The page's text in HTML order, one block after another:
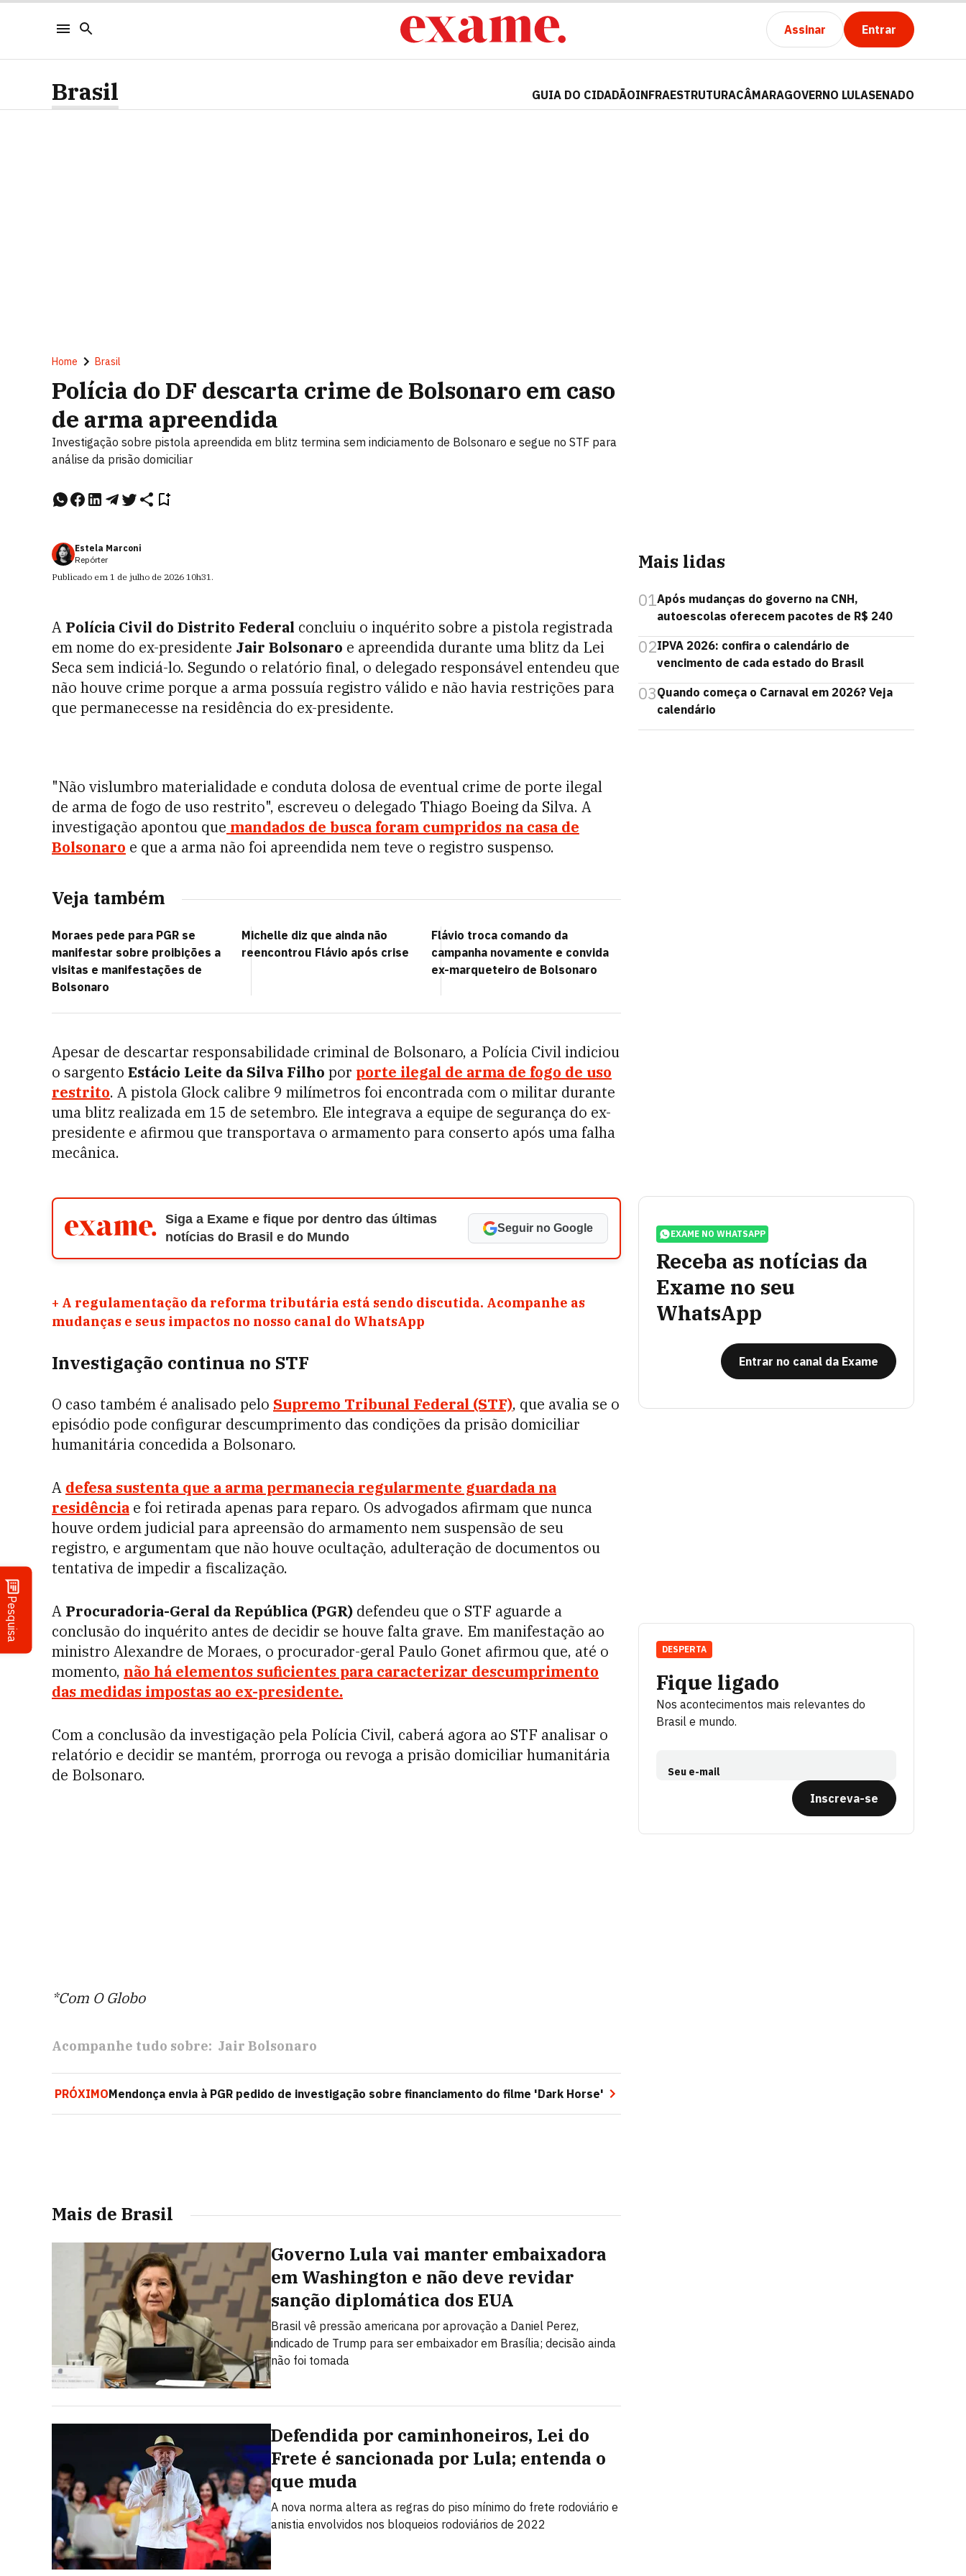
Assinar Entrar
Pesquisa
Brasil GUIA DO CIDADÃOINFRAESTRUTURACÂMARAGOVERNO LULASENADO
Home Brasil
Polícia do DF descarta crime de Bolsonaro em caso
de arma apreendida
Investigação sobre pistola apreendida em blitz termina sem indiciamento de Bolsonaro e segue no STF para
análise da prisão domiciliar
Estela Marconi
Repórter
Publicado em 1 de julho de 2026 10h31.
A Polícia Civil do Distrito Federal concluiu o inquérito sobre a pistola registrada
em nome do ex-presidente Jair Bolsonaro e apreendida durante uma blitz da Lei
Seca sem indiciá-lo. Segundo o relatório final, o delegado responsável entendeu que
não houve crime porque a arma possuía registro válido e não havia restrições para
que permanecesse na residência do ex-presidente.
"Não vislumbro materialidade e conduta dolosa de eventual crime de porte ilegal
de arma de fogo de uso restrito", escreveu o delegado Thiago Boeing da Silva. A
investigação apontou que mandados de busca foram cumpridos na casa de
Bolsonaro e que a arma não foi apreendida nem teve o registro suspenso.
Veja também
Moraes pede para PGR se
manifestar sobre proibições a
visitas e manifestações de
Bolsonaro
Michelle diz que ainda não
reencontrou Flávio após crise
Flávio troca comando da
campanha novamente e convida
ex-marqueteiro de Bolsonaro
Apesar de descartar responsabilidade criminal de Bolsonaro, a Polícia Civil indiciou
o sargento Estácio Leite da Silva Filho por porte ilegal de arma de fogo de uso
restrito. A pistola Glock calibre 9 milímetros foi encontrada com o militar durante
uma blitz realizada em 15 de setembro. Ele integrava a equipe de segurança do ex-
presidente e afirmou que transportava o armamento para conserto após uma falha
mecânica.
Siga a Exame e fique por dentro das últimas
notícias do Brasil e do Mundo
Seguir no Google
+ A regulamentação da reforma tributária está sendo discutida. Acompanhe as
mudanças e seus impactos no nosso canal do WhatsApp
Investigação continua no STF
O caso também é analisado pelo Supremo Tribunal Federal (STF), que avalia se o
episódio pode configurar descumprimento das condições da prisão domiciliar
humanitária concedida a Bolsonaro.
A defesa sustenta que a arma permanecia regularmente guardada na
residência e foi retirada apenas para reparo. Os advogados afirmam que nunca
houve ordem judicial para apreensão do armamento nem suspensão de seu
registro, e argumentam que não houve ocultação, adulteração de documentos ou
tentativa de impedir a fiscalização.
A Procuradoria-Geral da República (PGR) defendeu que o STF aguarde a
conclusão do inquérito antes de decidir se houve falta grave. Em manifestação ao
ministro Alexandre de Moraes, o procurador-geral Paulo Gonet afirmou que, até o
momento, não há elementos suficientes para caracterizar descumprimento
das medidas impostas ao ex-presidente.
Com a conclusão da investigação pela Polícia Civil, caberá agora ao STF analisar o
relatório e decidir se mantém, prorroga ou revoga a prisão domiciliar humanitária
de Bolsonaro.
*Com O Globo
Acompanhe tudo sobre: Jair Bolsonaro
PRÓXIMOMendonça envia à PGR pedido de investigação sobre financiamento do filme 'Dark Horse'
Mais de Brasil
Governo Lula vai manter embaixadora
em Washington e não deve revidar
sanção diplomática dos EUA
Brasil vê pressão americana por aprovação a Daniel Perez,
indicado de Trump para ser embaixador em Brasília; decisão ainda
não foi tomada
Defendida por caminhoneiros, Lei do
Frete é sancionada por Lula; entenda o
que muda
A nova norma altera as regras do piso mínimo do frete rodoviário e
anistia envolvidos nos bloqueios rodoviários de 2022
Mais lidas
01Após mudanças do governo na CNH,
autoescolas oferecem pacotes de R$ 240
02IPVA 2026: confira o calendário de
vencimento de cada estado do Brasil
03Quando começa o Carnaval em 2026? Veja
calendário
EXAME NO WHATSAPP
Receba as notícias da
Exame no seu
WhatsApp
Entrar no canal da Exame
Fique ligado
Nos acontecimentos mais relevantes do
Brasil e mundo.
Seu e-mail
Inscreva-se
DESPERTA